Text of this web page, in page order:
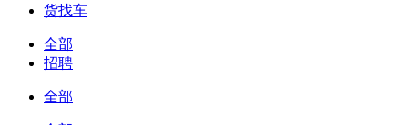
货找车
全部
招聘
全部